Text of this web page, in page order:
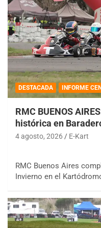
DESTACADA INFORME
RMC BUENOS
histórica en
4 agosto, 2026 E-Kart
RMC Buenos Aires
Invierno en el